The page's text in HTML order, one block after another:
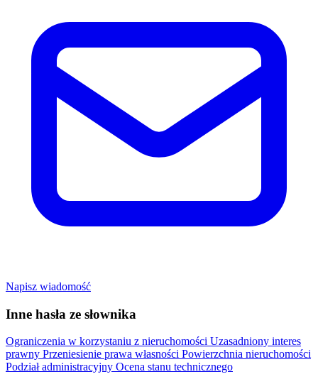
Napisz wiadomość
Inne hasła ze słownika
Ograniczenia w korzystaniu z nieruchomości Uzasadniony interes
prawny Przeniesienie prawa własności Powierzchnia nieruchomości
Podział administracyjny Ocena stanu technicznego